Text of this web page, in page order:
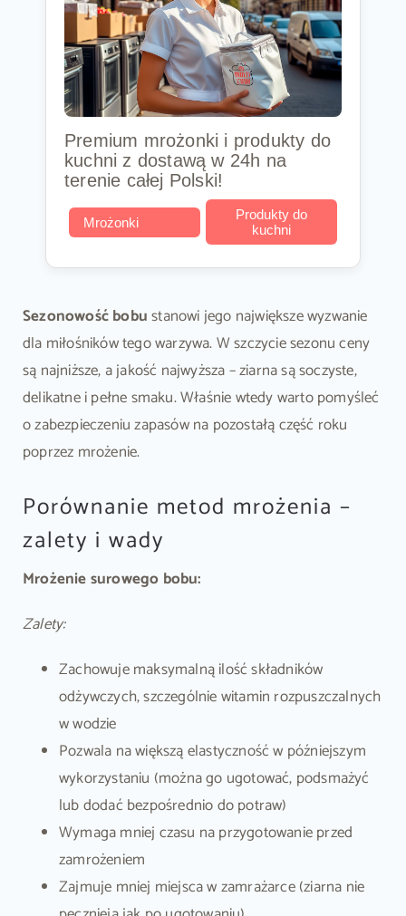
Premium mrożonki i produkty do
kuchni z dostawą w 24h na
terenie całej Polski!
Mrożonki
Produkty do
kuchni
Sezonowość bobustanowi jego największe wyzwanie
dla miłośników tego warzywa. W szczycie sezonu ceny
są najniższe, a jakość najwyższa – ziarna są soczyste,
delikatne i pełne smaku. Właśnie wtedy warto pomyśleć
o zabezpieczeniu zapasów na pozostałą część roku
poprzez mrożenie.
Porównanie metod mrożenia –
zalety i wady
Mrożenie surowego bobu:
Zalety:
Zachowuje maksymalną ilość składników
odżywczych, szczególnie witamin rozpuszczalnych
w wodzie
Pozwala na większą elastyczność w późniejszym
wykorzystaniu (można go ugotować, podsmażyć
lub dodać bezpośrednio do potraw)
Wymaga mniej czasu na przygotowanie przed
zamrożeniem
Zajmuje mniej miejsca w zamrażarce (ziarna nie